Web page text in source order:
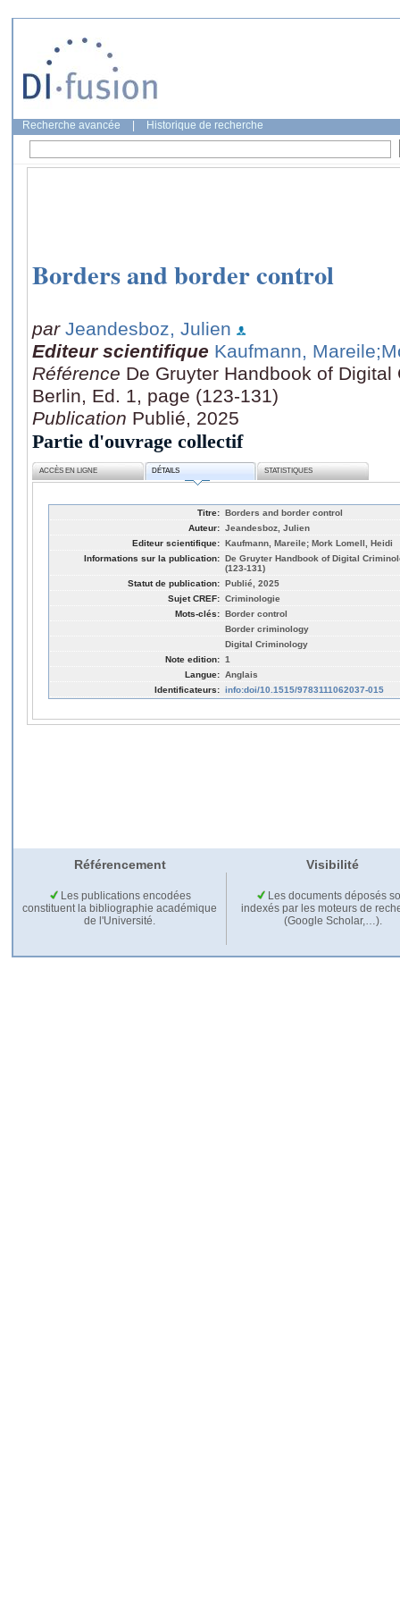
Recherche avancée Historique de recherche
Borders and border control
par Jeandesboz, Julien
Editeur scientifique Kaufmann, Mareile
Référence De Gruyter Handbook of Digital
Berlin, Ed. 1, page (123-131)
Publication Publié, 2025
Partie d'ouvrage collectif
ACCÈS EN LIGNE DÉTAILS STATISTIQUES
Titre: Borders and border control
Auteur: Jeandesboz, Julien
Editeur scientifique: Kaufmann, Mareile; Mork Lomell, Heidi
Informations sur la publication: De Gruyter Handbook of Digital
(123-131)
Statut de publication: Publié, 2025
Sujet CREF: Criminologie
Mots-clés: Border control
Border criminology
Digital Criminology
Note edition: 1
Langue: Anglais
Identificateurs: info:doi/10.1515/9783111062037-015
Référencement Visibilité
Les publications encodées
constituent la bibliographie académique
de l'Université.
Les documents déposés
indexés par les moteurs de
(Google Scholar,…).